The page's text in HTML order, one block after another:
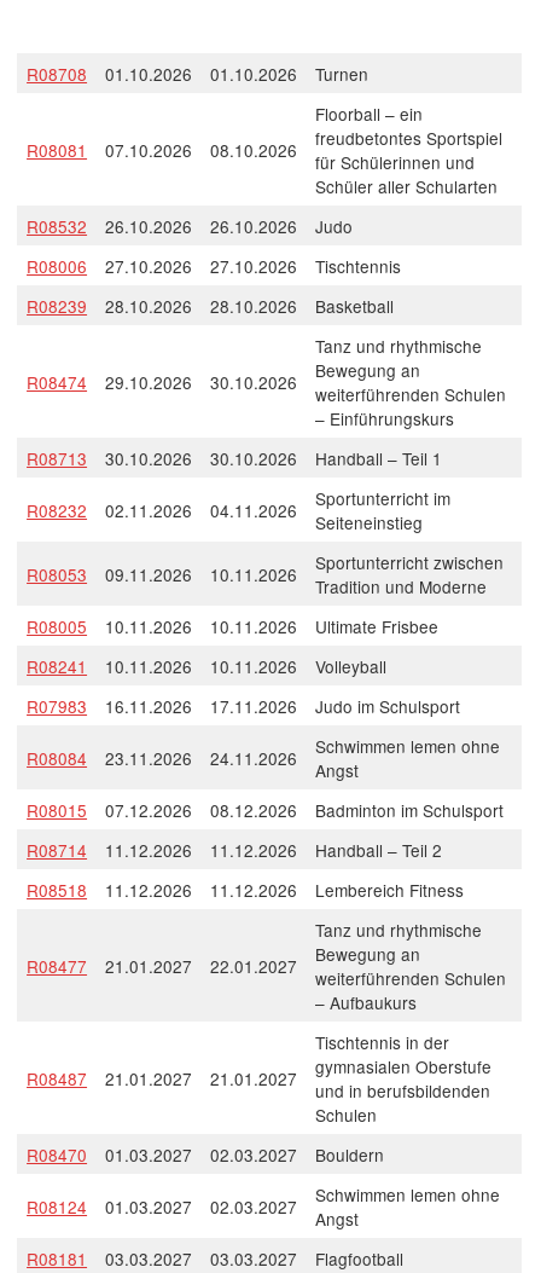
R08708 01.10.2026 01.10.2026 Turnen
R08081 07.10.2026 08.10.2026
Floorball – ein
freudbetontes Sportspiel
für Schülerinnen und
Schüler aller Schularten
R08532
26.10.2026 26.10.2026
Judo
R08006
27.10.2026 27.10.2026
Tischtennis
R08239
28.10.2026 28.10.2026 Basketball
R08474 29.10.2026 30.10.2026
Tanz und rhythmische
Bewegung an
weiterführenden Schulen
– Einführungskurs
R08713
30.10.2026 30.10.2026 Handball – Teil 1
R08232 02.11.2026 04.11.2026
Sportunterricht im
Seiteneinstieg
R08053 09.11.2026 10.11.2026
Sportunterricht zwischen
Tradition und Moderne
R08005
10.11.2026 10.11.2026
Ultimate Frisbee
R08241
10.11.2026 10.11.2026
Volleyball
R07983
16.11.2026 17.11.2026 Judo im Schulsport
R08084 23.11.2026 24.11.2026
Schwimmen lemen ohne
Angst
R08015
07.12.2026 08.12.2026
Badminton im Schulsport
R08714
11.12.2026 11.12.2026
Handball – Teil 2
R08518
11.12.2026 11.12.2026 Lembereich Fitness
R08477 21.01.2027 22.01.2027
Tanz und rhythmische
Bewegung an
weiterführenden Schulen
– Aufbaukurs
R08487 21.01.2027 21.01.2027
Tischtennis in der
gymnasialen Oberstufe
und in berufsbildenden
Schulen
R08470
01.03.2027 02.03.2027 Bouldern
R08124 01.03.2027 02.03.2027
Schwimmen lemen ohne
Angst
R08181
03.03.2027 03.03.2027 Flagfootball